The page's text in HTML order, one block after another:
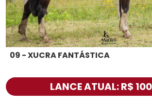
09 - XUCRA FANTÁSTICA
LANCE ATUAL: R$